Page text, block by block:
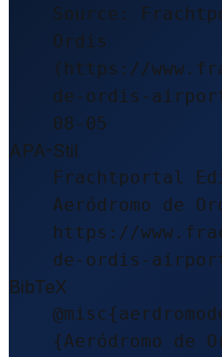
Source:
Ordis
(https://
de-ordis-
08-05
APA-Stil
Frachtportal
Aeródromo de
https://
de-ordis-
BibTeX
{Aeródromo de